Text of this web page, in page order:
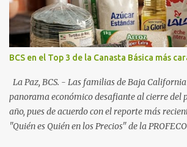
norte del estado. Comondú encabeza las
impresionante 89% de ocupación, impulsado
creciente en el turismo de naturaleza. Le
consolidados y emergentes: Los Cabos: 72%
picos del 79% en Año Nuevo). La Paz: 66%.
54%. "Estamos viendo un fenómeno de
vienen por el lujo de Los Cabos, sino por la
BCS en el Top 3 de la Canasta Básica más
La Paz, BCS. - Las familias de Baja
panorama económico desafiante al cierre
año, pues de acuerdo con el reporte más
"Quién es Quién en los Precios" de la